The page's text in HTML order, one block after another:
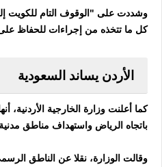
وشددت على "الوقوف التام للكويت
كل ما تتخذه من إجراءات للحفاظ على
الأردن يساند السعودية
كما أعلنت وزارة الخارجية الأردنية،
باتجاه الرياض واستهداف مناطق
وقالت الوزارة، نقلا عن الناطق